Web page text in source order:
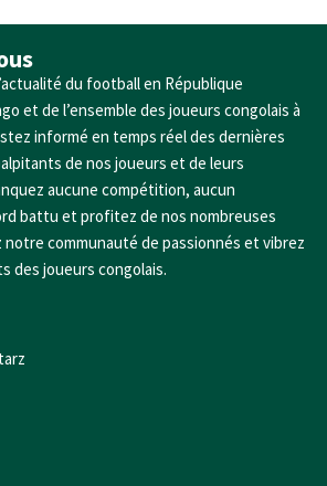
du football en République
et de l’ensemble des joueurs congolais à
informé en temps réel des dernières
de nos joueurs et de leurs
aucune compétition, aucun
battu et profitez de nos nombreuses
communauté de passionnés et vibrez
des joueurs congolais.